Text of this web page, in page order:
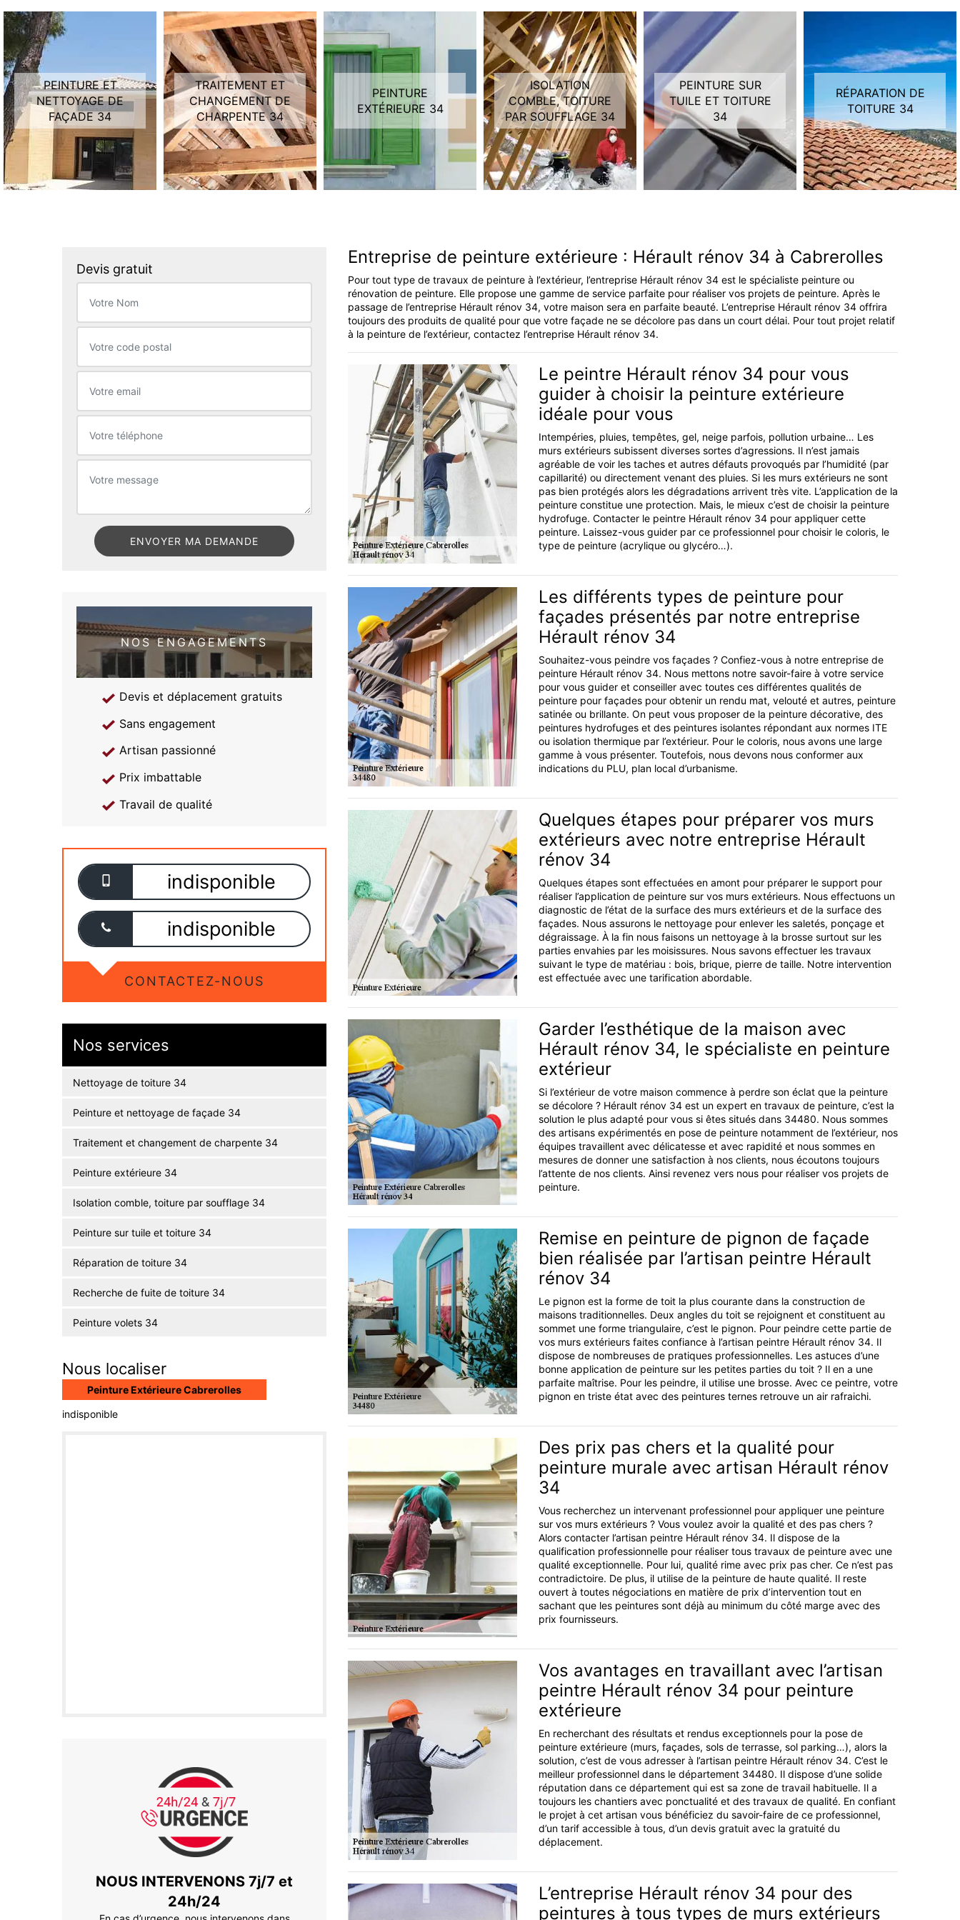
PEINTURE ET
NETTOYAGE DE
FAÇADE 34
TRAITEMENT ET
CHANGEMENT DE
CHARPENTE 34
PEINTURE
EXTÉRIEURE 34
ISOLATION
COMBLE, TOITURE
PAR SOUFFLAGE 34
PEINTURE SUR
TUILE ET TOITURE
34
RÉPARATION DE
TOITURE 34
Devis gratuit
NOS ENGAGEMENTS
Devis et déplacement gratuits
Sans engagement
Artisan passionné
Prix imbattable
Travail de qualité
indisponible
indisponible
CONTACTEZ-NOUS
Nos services
Nettoyage de toiture 34
Peinture et nettoyage de façade 34
Traitement et changement de charpente 34
Peinture extérieure 34
Isolation comble, toiture par soufflage 34
Peinture sur tuile et toiture 34
Réparation de toiture 34
Recherche de fuite de toiture 34
Peinture volets 34
Nous localiser
Peinture Extérieure Cabrerolles
indisponible
NOUS INTERVENONS 7j/7 et
24h/24
Entreprise de peinture extérieure : Hérault rénov 34 à Cabrerolles
Pour tout type de travaux de peinture à l’extérieur, l’entreprise Hérault rénov 34 est le spécialiste peinture ou
rénovation de peinture. Elle propose une gamme de service parfaite pour réaliser vos projets de peinture. Après le
passage de l’entreprise Hérault rénov 34, votre maison sera en parfaite beauté. L’entreprise Hérault rénov 34 offrira
toujours des produits de qualité pour que votre façade ne se décolore pas dans un court délai. Pour tout projet relatif
à la peinture de l’extérieur, contactez l’entreprise Hérault rénov 34.
Le peintre Hérault rénov 34 pour vous
guider à choisir la peinture extérieure
idéale pour vous
Intempéries, pluies, tempêtes, gel, neige parfois, pollution urbaine… Les
murs extérieurs subissent diverses sortes d’agressions. Il n’est jamais
agréable de voir les taches et autres défauts provoqués par l’humidité (par
capillarité) ou directement venant des pluies. Si les murs extérieurs ne sont
pas bien protégés alors les dégradations arrivent très vite. L’application de la
peinture constitue une protection. Mais, le mieux c’est de choisir la peinture
hydrofuge. Contacter le peintre Hérault rénov 34 pour appliquer cette
peinture. Laissez-vous guider par ce professionnel pour choisir le coloris, le
type de peinture (acrylique ou glycéro…).
Les différents types de peinture pour
façades présentés par notre entreprise
Hérault rénov 34
Souhaitez-vous peindre vos façades ? Confiez-vous à notre entreprise de
peinture Hérault rénov 34. Nous mettons notre savoir-faire à votre service
pour vous guider et conseiller avec toutes ces différentes qualités de
peinture pour façades pour obtenir un rendu mat, velouté et autres, peinture
satinée ou brillante. On peut vous proposer de la peinture décorative, des
peintures hydrofuges et des peintures isolantes répondant aux normes ITE
ou isolation thermique par l’extérieur. Pour le coloris, nous avons une large
gamme à vous présenter. Toutefois, nous devons nous conformer aux
indications du PLU, plan local d’urbanisme.
Quelques étapes pour préparer vos murs
extérieurs avec notre entreprise Hérault
rénov 34
Quelques étapes sont effectuées en amont pour préparer le support pour
réaliser l’application de peinture sur vos murs extérieurs. Nous effectuons un
diagnostic de l’état de la surface des murs extérieurs et de la surface des
façades. Nous assurons le nettoyage pour enlever les saletés, ponçage et
dégraissage. À la fin nous faisons un nettoyage à la brosse surtout sur les
parties envahies par les moisissures. Nous savons effectuer les travaux
suivant le type de matériau : bois, brique, pierre de taille. Notre intervention
est effectuée avec une tarification abordable.
Garder l’esthétique de la maison avec
Hérault rénov 34, le spécialiste en peinture
extérieur
Si l’extérieur de votre maison commence à perdre son éclat que la peinture
se décolore ? Hérault rénov 34 est un expert en travaux de peinture, c’est la
solution le plus adapté pour vous si êtes situés dans 34480. Nous sommes
des artisans expérimentés en pose de peinture notamment de l’extérieur, nos
équipes travaillent avec délicatesse et avec rapidité et nous sommes en
mesures de donner une satisfaction à nos clients, nous écoutons toujours
l’attente de nos clients. Ainsi revenez vers nous pour réaliser vos projets de
peinture.
Remise en peinture de pignon de façade
bien réalisée par l’artisan peintre Hérault
rénov 34
Le pignon est la forme de toit la plus courante dans la construction de
maisons traditionnelles. Deux angles du toit se rejoignent et constituent au
sommet une forme triangulaire, c’est le pignon. Pour peindre cette partie de
vos murs extérieurs faites confiance à l’artisan peintre Hérault rénov 34. Il
dispose de nombreuses de pratiques professionnelles. Les astuces d’une
bonne application de peinture sur les petites parties du toit ? Il en a une
parfaite maîtrise. Pour les peindre, il utilise une brosse. Avec ce peintre, votre
pignon en triste état avec des peintures ternes retrouve un air rafraichi.
Des prix pas chers et la qualité pour
peinture murale avec artisan Hérault rénov
34
Vous recherchez un intervenant professionnel pour appliquer une peinture
sur vos murs extérieurs ? Vous voulez avoir la qualité et des pas chers ?
Alors contacter l’artisan peintre Hérault rénov 34. Il dispose de la
qualification professionnelle pour réaliser tous travaux de peinture avec une
qualité exceptionnelle. Pour lui, qualité rime avec prix pas cher. Ce n’est pas
contradictoire. De plus, il utilise de la peinture de haute qualité. Il reste
ouvert à toutes négociations en matière de prix d’intervention tout en
sachant que les peintures sont déjà au minimum du côté marge avec des
prix fournisseurs.
Vos avantages en travaillant avec l’artisan
peintre Hérault rénov 34 pour peinture
extérieure
En recherchant des résultats et rendus exceptionnels pour la pose de
peinture extérieure (murs, façades, sols de terrasse, sol parking…), alors la
solution, c’est de vous adresser à l’artisan peintre Hérault rénov 34. C’est le
meilleur professionnel dans le département 34480. Il dispose d’une solide
réputation dans ce département qui est sa zone de travail habituelle. Il a
toujours les chantiers avec ponctualité et des travaux de qualité. En confiant
le projet à cet artisan vous bénéficiez du savoir-faire de ce professionnel,
d’un tarif accessible à tous, d’un devis gratuit avec la gratuité du
déplacement.
L’entreprise Hérault rénov 34 pour des
peintures à tous types de murs extérieurs